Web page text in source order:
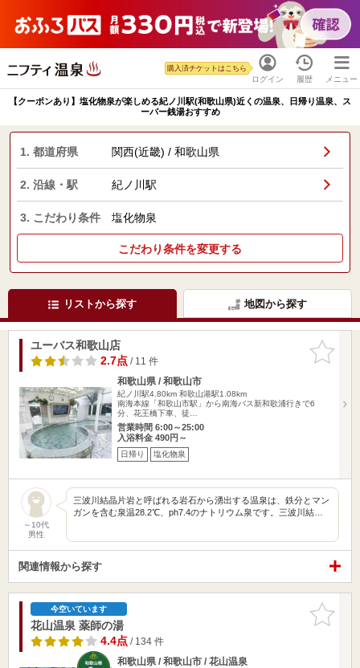
ログイン
購入済チケットはこちら
履歴 メニュー
【クーポンあり】塩化物泉が楽しめる紀ノ川駅(和歌山県)近くの温泉、日帰り温泉、ス
ーパー銭湯おすすめ
1. 都道府県 関西(近畿) / 和歌山県
2. 沿線・駅 紀ノ川駅
3. こだわり条件 塩化物泉
こだわり条件を変更する
リストから探す 地図から探す
お気に入
りに追加
ユーバス和歌山店
2.7点/ 11 件
和歌山県 / 和歌山市
紀ノ川駅4.80km 和歌山港駅1.08km
南海本線「和歌山市駅」から南海バス新和歌浦行きで6
分、花王橋下車、徒…
営業時間 6:00～25:00
入浴料金 490円～
日帰り 塩化物泉
～10代
男性
三波川結晶片岩と呼ばれる岩石から湧出する温泉は、鉄分とマン
ガンを含む泉温28.2℃、ph7.4のナトリウム泉です。三波川結…
関連情報から探す
お気に入
りに追加
今空いています
花山温泉 薬師の湯
4.4点/ 134 件
和歌山県 / 和歌山市 / 花山温泉